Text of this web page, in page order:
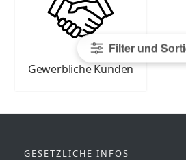
Filter und
Gewerbliche Kunden
GESETZLICHE INFOS